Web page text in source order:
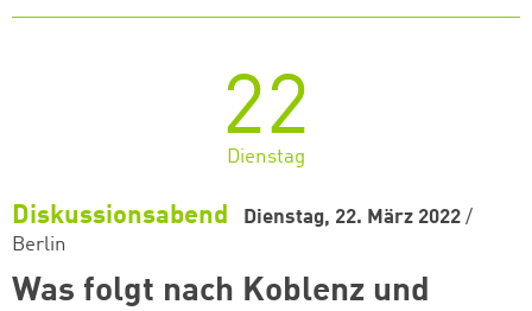
22
Dienstag
Diskussionsabend Dienstag, 22. März 2022 /
Berlin
Was folgt nach Koblenz und